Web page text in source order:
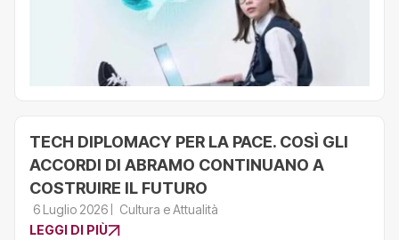
TECH DIPLOMACY PER LA PACE. COSÌ GLI
ACCORDI DI ABRAMO CONTINUANO A
COSTRUIRE IL FUTURO
6 Luglio 2026
Cultura e Attualità
LEGGI DI PIÙ